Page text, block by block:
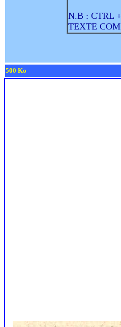
N.B : CTRL
TEXTE
500 Ko